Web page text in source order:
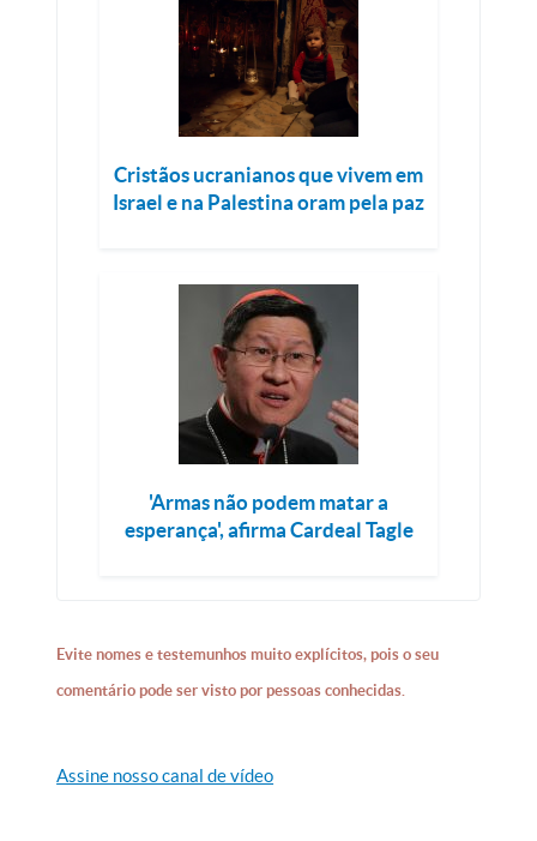
Cristãos ucranianos que vivem em
Israel e na Palestina oram pela paz
'Armas não podem matar a
esperança', afirma Cardeal Tagle
Evite nomes e testemunhos muito explícitos, pois o seu
comentário pode ser visto por pessoas conhecidas.
Assine nosso canal de vídeo